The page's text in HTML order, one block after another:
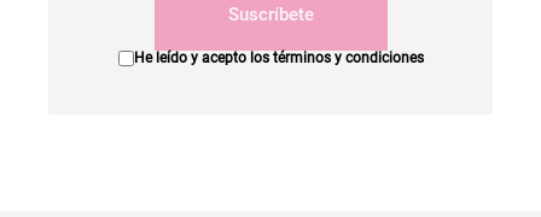
Suscríbete
He leído y acepto los términos y condiciones